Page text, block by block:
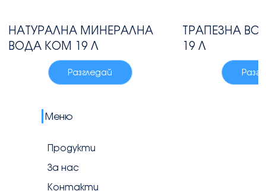
НАТУРАЛНА МИНЕРАЛНА
ВОДА КОМ 19 Л
Разгледай
ТРАПЕЗНА
19 Л
Меню
Продукти
За нас
Контакти